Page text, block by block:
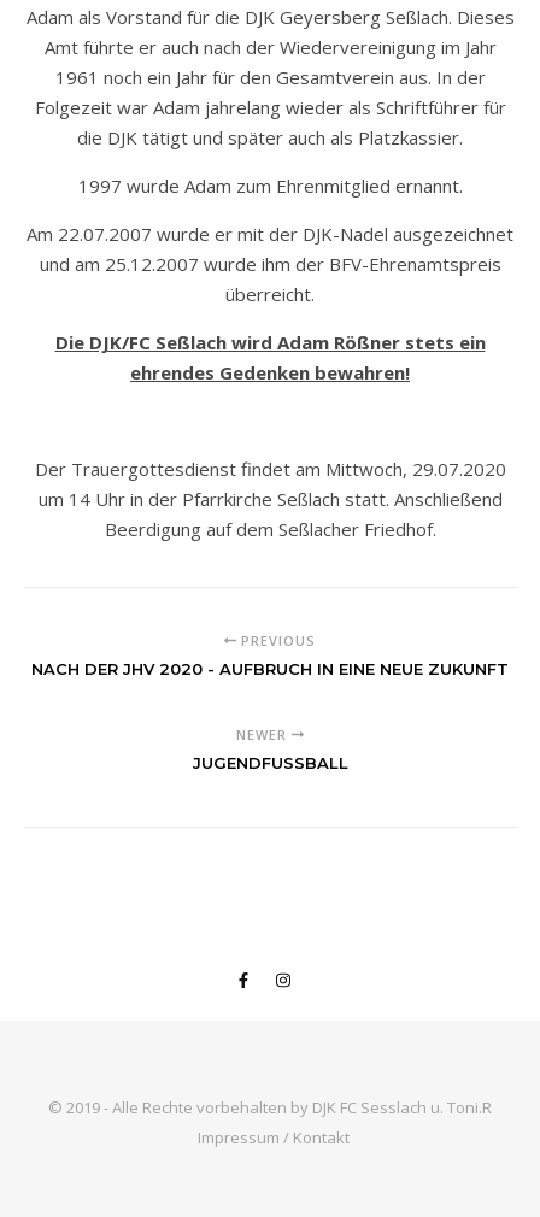
Adam als Vorstand für die DJK Geyersberg Seßlach. Dieses
Amt führte er auch nach der Wiedervereinigung im Jahr
1961 noch ein Jahr für den Gesamtverein aus. In der
Folgezeit war Adam jahrelang wieder als Schriftführer für
die DJK tätigt und später auch als Platzkassier.
1997 wurde Adam zum Ehrenmitglied ernannt.
Am 22.07.2007 wurde er mit der DJK-Nadel ausgezeichnet
und am 25.12.2007 wurde ihm der BFV-Ehrenamtspreis
überreicht.
Die DJK/FC Seßlach wird Adam Rößner stets ein
ehrendes Gedenken bewahren!
Der Trauergottesdienst findet am Mittwoch, 29.07.2020
um 14 Uhr in der Pfarrkirche Seßlach statt. Anschließend
Beerdigung auf dem Seßlacher Friedhof.
PREVIOUS
NACH DER JHV 2020 - AUFBRUCH IN EINE NEUE ZUKUNFT
NEWER
JUGENDFUSSBALL
© 2019 - Alle Rechte vorbehalten by DJK FC Sesslach u. Toni.R
Impressum / Kontakt